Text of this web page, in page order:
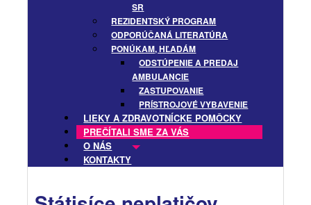
SR
REZIDENTSKÝ PROGRAM
ODPORÚČANÁ LITERATÚRA
PONÚKAM, HĽADÁM
ODSTÚPENIE A PREDAJ
AMBULANCIE
ZASTUPOVANIE
PRÍSTROJOVÉ VYBAVENIE
LIEKY A ZDRAVOTNÍCKE POMÔCKY
PREČÍTALI SME ZA VÁS
O NÁS
KONTAKTY